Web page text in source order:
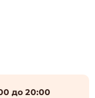
до 20:00